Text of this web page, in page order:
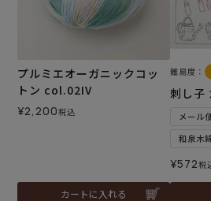
プルミエオーガニックコッ
トン col.02IV
¥2,200税込
カートに入れる
難易度：
刺し子
メール
和泉木
¥572税